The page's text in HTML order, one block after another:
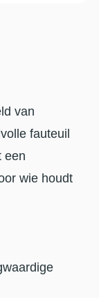
van
fauteuil
een
wie houdt